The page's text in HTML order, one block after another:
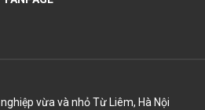
vừa và nhỏ Từ Liêm, Hà Nội